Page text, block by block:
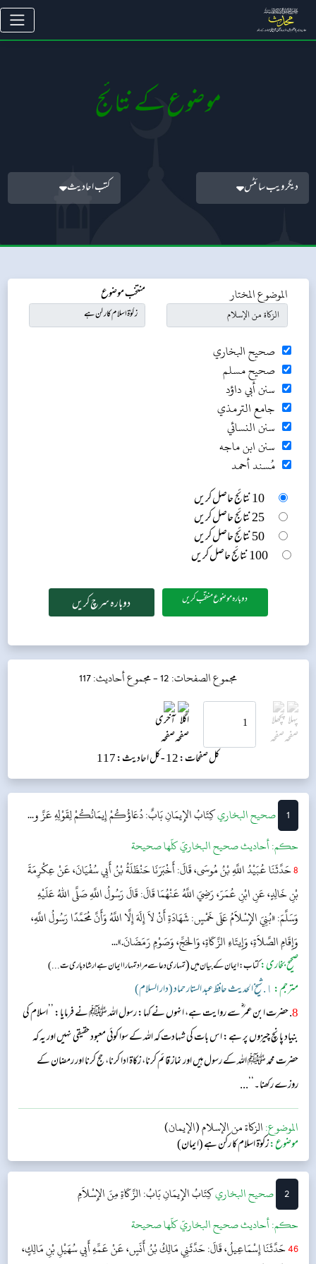
موضوع کے نتائج
دیگر ویب سائٹس کتب احادیث
الموضوع المختار منتخب موضوع
صحيح البخاري
صحيح مسلم
سنن أبي داؤد
جامع الترمذي
سنن النسائي
سنن ابن ماجه
مُسند أحمد
10 نتائج حاصل کریں
25 نتائج حاصل کریں
50 نتائج حاصل کریں
100 نتائج حاصل کریں
دوبارہ موضوع منتخب کریں
مجموع الصفحات: 12 - مجموع أحاديث: 117
کل صفحات: 12 - کل احادیث: 117
1 ‌‌صحيح البخاريكِتَابُ الإِيمَانِبَابٌ: دُعَاؤُكُمْ إِيمَانُكُمْ لِقَوْلِهِ عَزَّ و...
حکم:أحاديث صحيح البخاريّ كلّها صحيحة
8حَدَّثَنَا عُبَيْدُ اللَّهِ بْنُ مُوسَى، قَالَ: أَخْبَرَنَا حَنْظَلَةُ بْنُ أَبِي سُفْيَانَ، عَنْ عِكْرِمَةَ
بْنِ خَالِدٍ، عَنِ ابْنِ عُمَرَ، رَضِيَ اللَّهُ عَنْهُمَا قَالَ: قَالَ رَسُولُ اللَّهِ صَلَّى اللهُ عَلَيْهِ
وَسَلَّمَ: «بُنِيَ الإِسْلاَمُ عَلَى خَمْسٍ: شَهَادَةِ أَنْ لاَ إِلَهَ إِلَّا اللَّهُ وَأَنَّ مُحَمَّدًا رَسُولُ اللَّهِ،
وَإِقَامِ الصَّلاَةِ، وَإِيتَاءِ الزَّكَاةِ، وَالحَجِّ، وَصَوْمِ رَمَضَانَ.»...
صحیح بخاری:کتاب: ایمان کے بیان میں(تمہاری دعا سے مراد تمہارا ایمان ہے ارشاد باری ت...)
مترجم: ١. شیخ الحدیث حافظ عبد الستار حماد (دار السلام)
8. حضرت ابن عمر ؓ سے روایت ہے، انہوں نے کہا: رسول اللہ ﷺ نے فرمایا: ’’اسلام کی
بنیاد پانچ چیزوں پر ہے: اس بات کی شہادت کہ اللہ کے سوا کوئی معبود حقیقی نہیں اور یہ کہ
حضرت محمد ﷺ اللہ کے رسول ہیں اور نماز قائم کرنا، زکاۃ ادا کرنا، حج کرنا اور رمضان کے
روزے رکھنا۔‘‘...
الموضوع:الزكاة من الإسلام (الإيمان)
موضوع:زکوٰۃ اسلام كا ركن ہے (ایمان)
2 ‌‌صحيح البخاريكِتَابُ الإِيمَانِبَابُ: الزَّكَاةِ مِنَ الإِسْلاَمِ
حکم:أحاديث صحيح البخاريّ كلّها صحيحة
46حَدَّثَنَا إِسْمَاعِيلُ، قَالَ: حَدَّثَنِي مَالِكُ بْنُ أَنَسٍ، عَنْ عَمِّهِ أَبِي سُهَيْلِ بْنِ مَالِكٍ،